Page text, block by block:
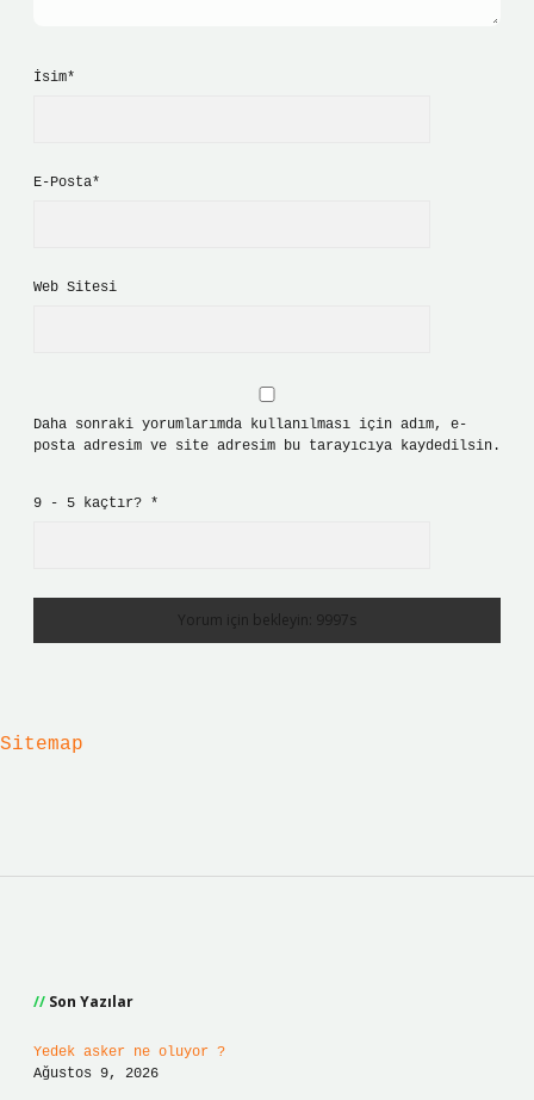
İsim*
E-Posta*
Web Sitesi
Daha sonraki yorumlarımda kullanılması için adım, e-
posta adresim ve site adresim bu tarayıcıya kaydedilsin.
9 - 5 kaçtır? *
Sitemap
Son Yazılar
Yedek asker ne oluyor ?
Ağustos 9, 2026